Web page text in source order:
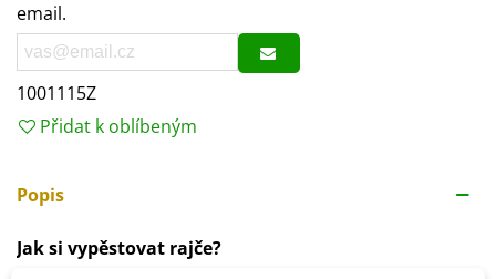
email.
1001115Z
Přidat k oblíbeným
Popis
Jak si vypěstovat rajče?